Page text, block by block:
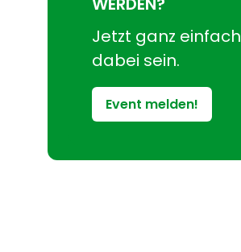
Jetzt ganz einfach
dabei sein.
Event melden!